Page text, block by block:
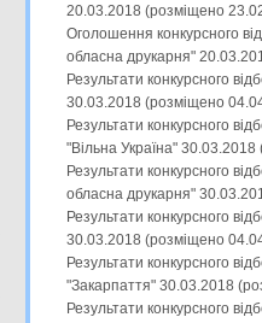
20.03.2018 (розміщено
Оголошення конкурсного
обласна друкарня"
Результати конкурсного
30.03.2018 (розміщено
Результати конкурсного
"Вільна Україна"
Результати конкурсного
обласна друкарня"
Результати конкурсного
30.03.2018 (розміщено
Результати конкурсного
"Закарпаття" 30.03.2018
Результати конкурсного